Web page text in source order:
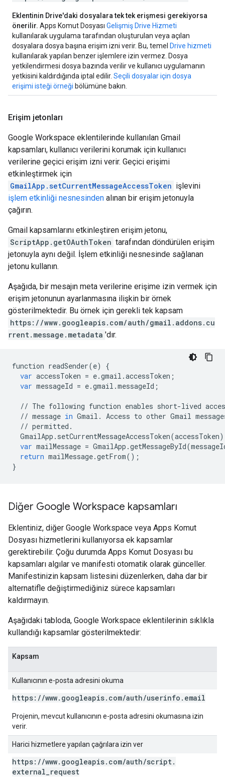
Eklentinin Drive'daki dosyalara tek tek erişmesi gerekiyorsa
önerilir. Apps Komut Dosyası Gelişmiş Drive Hizmeti
kullanılarak uygulama tarafından oluşturulan veya açılan
dosyalara dosya başına erişim izni verir. Bu, temel Drive hizmeti
kullanılarak yapılan benzer işlemlere izin vermez. Dosya
yetkilendirmesi dosya bazında verilir ve kullanıcı uygulamanın
yetkisini kaldırdığında iptal edilir. Seçili dosyalar için dosya
erişimi isteği örneği bölümüne bakın.
Erişim jetonları
Google Workspace eklentilerinde kullanılan Gmail
kapsamları, kullanıcı verilerini korumak için kullanıcı
verilerine geçici erişim izni verir. Geçici erişimi
etkinleştirmek için
GmailApp.setCurrentMessageAccessToken işlevini
işlem etkinliği nesnesinden alınan bir erişim jetonuyla
çağırın.
Gmail kapsamlarını etkinleştiren erişim jetonu,
ScriptApp.getOAuthToken tarafından döndürülen erişim
jetonuyla aynı değil. İşlem etkinliği nesnesinde sağlanan
jetonu kullanın.
Aşağıda, bir mesajın meta verilerine erişime izin vermek için
erişim jetonunun ayarlanmasına ilişkin bir örnek
gösterilmektedir. Bu örnek için gerekli tek kapsam
https://www.googleapis.com/auth/gmail.addons.cu
rrent.message.metadata 'dır.
function readSender(e)
{
var accessToken = e.gmail .accessToken ;
var messageId = e.gmail .messageId ;
// The following function enables short-lived
// message in Gmail . Access to other Gmail
// permitted .
GmailApp . setCurrentMessageAccessToken(accessToken
var mailMessage = GmailApp .getMessageById(
return mailMessage.getFrom();
}
Diğer Google Workspace kapsamları
Eklentiniz, diğer Google Workspace veya Apps Komut
Dosyası hizmetlerini kullanıyorsa ek kapsamlar
gerektirebilir. Çoğu durumda Apps Komut Dosyası bu
kapsamları algılar ve manifesti otomatik olarak günceller.
Manifestinizin kapsam listesini düzenlerken, daha dar bir
alternatifle değiştirmediğiniz sürece kapsamları
kaldırmayın.
Aşağıdaki tabloda, Google Workspace eklentilerinin sıklıkla
kullandığı kapsamlar gösterilmektedir:
Kapsam
Kullanıcının e-posta adresini okuma
https: //www. googleapis. com/auth/userinfo . email
Projenin, mevcut kullanıcının e-posta adresini okumasına izin
verir.
Harici hizmetlere yapılan çağrılara izin ver
https: //www. googleapis. com/auth/script.
external request